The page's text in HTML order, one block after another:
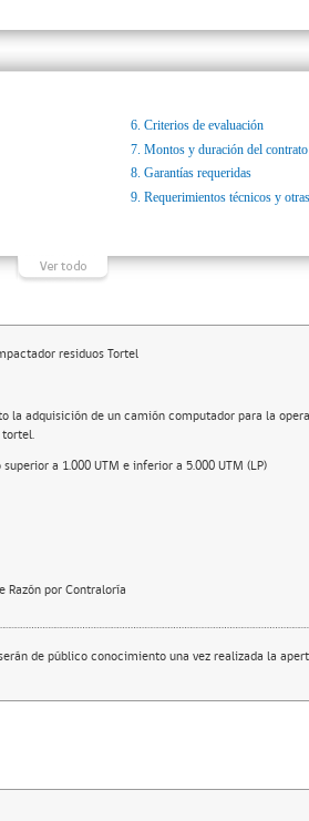
6. Criterios de evaluación
7. Montos y duración del contrato
8. Garantías requeridas
9. Requerimientos técnicos y
residuos Tortel
la adquisición de un camión computador para la
tortel.
a 1.000 UTM e inferior a 5.000 UTM (LP)
Razón por Contraloría
de público conocimiento una vez realizada la